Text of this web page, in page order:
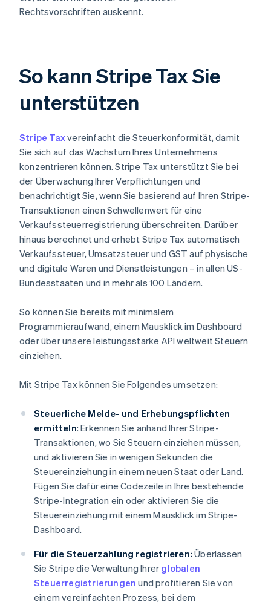
Rechtsvorschriften auskennt.
So kann Stripe Tax Sie
unterstützen
Stripe Taxvereinfacht die Steuerkonformität, damit
Sie sich auf das Wachstum Ihres Unternehmens
konzentrieren können. Stripe Tax unterstützt Sie bei
der Überwachung Ihrer Verpflichtungen und
benachrichtigt Sie, wenn Sie basierend auf Ihren Stripe-
Transaktionen einen Schwellenwert für eine
Verkaufssteuerregistrierung überschreiten. Darüber
hinaus berechnet und erhebt Stripe Tax automatisch
Verkaufssteuer, Umsatzsteuer und GST auf physische
und digitale Waren und Dienstleistungen – in allen US-
Bundesstaaten und in mehr als 100 Ländern.
So können Sie bereits mit minimalem
Programmieraufwand, einem Mausklick im Dashboard
oder über unsere leistungsstarke API weltweit Steuern
einziehen.
Mit Stripe Tax können Sie Folgendes umsetzen:
Steuerliche Melde- und Erhebungspflichten
ermitteln: Erkennen Sie anhand Ihrer Stripe-
Transaktionen, wo Sie Steuern einziehen müssen,
und aktivieren Sie in wenigen Sekunden die
Steuereinziehung in einem neuen Staat oder Land.
Fügen Sie dafür eine Codezeile in Ihre bestehende
Stripe-Integration ein oder aktivieren Sie die
Steuereinziehung mit einem Mausklick im Stripe-
Dashboard.
Für die Steuerzahlung registrieren: Überlassen
Sie Stripe die Verwaltung Ihrer globalen
Steuerregistrierungen und profitieren Sie von
einem vereinfachten Prozess, bei dem